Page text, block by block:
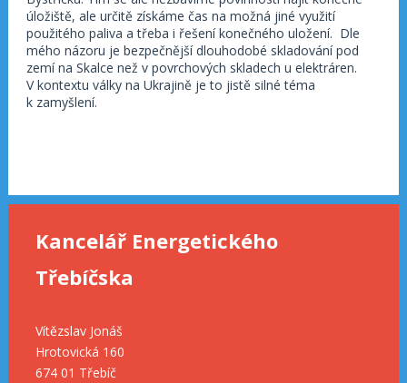
úložiště, ale určitě získáme čas na možná jiné využití
použitého paliva a třeba i řešení konečného uložení. Dle
mého názoru je bezpečnější dlouhodobé skladování pod
zemí na Skalce než v povrchových skladech u elektráren.
V kontextu války na Ukrajině je to jistě silné téma
k zamyšlení.
Kancelář Energetického
Třebíčska
Vítězslav Jonáš
Hrotovická 160
674 01 Třebíč